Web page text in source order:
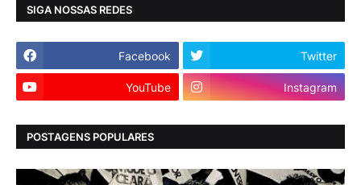
SIGA NOSSAS REDES
Facebook Twitter
YouTube Instagram
POSTAGENS POPULARES